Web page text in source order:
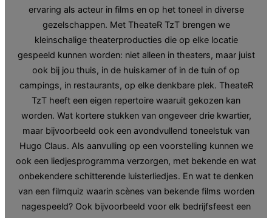
ervaring als acteur in films en op het toneel in diverse
gezelschappen. Met TheateR TzT brengen we
kleinschalige theaterproducties die op elke locatie
gespeeld kunnen worden: niet alleen in theaters, maar juist
ook bij jou thuis, in de huiskamer of in de tuin of op
campings, in restaurants, op elke denkbare plek. TheateR
TzT heeft een eigen repertoire waaruit gekozen kan
worden. Wat kortere stukken van ongeveer drie kwartier,
maar bijvoorbeeld ook een avondvullend toneelstuk van
Hugo Claus. Als aanvulling op een voorstelling kunnen we
ook een liedjesprogramma verzorgen, met bekende en wat
onbekendere schitterende luisterliedjes. En wat te denken
van een filmquiz waarin scènes van bekende films worden
nagespeeld? Ook bijvoorbeeld voor elk bedrijfsfeest een